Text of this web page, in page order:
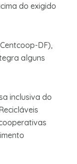
do exigido
DF),
alguns
inclusiva do